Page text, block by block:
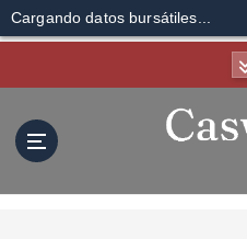
Cargando datos bursátiles...